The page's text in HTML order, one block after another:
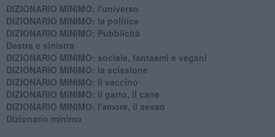
DIZIONARIO MINIMO: l'universo
DIZIONARIO MINIMO: la politica
DIZIONARIO MINIMO: Pubblicità
Destra e sinistra
DIZIONARIO MINIMO: sociale, fantasmi e vegani
DIZIONARIO MINIMO: la scissione
DIZIONARIO MINIMO: il vaccino
DIZIONARIO MINIMO: il gatto, il cane
DIZIONARIO MINIMO: l'amore, il sesso
Dizionario minimo